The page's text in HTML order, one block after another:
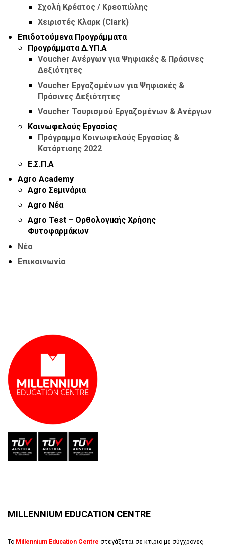
Σχολή Κρέατος / Κρεοπώλης
Χειριστές Κλαρκ (Clark)
Επιδοτούμενα Προγράμματα
Προγράμματα Δ.ΥΠ.Α
Voucher Ανέργων για Ψηφιακές & Πράσινες
Δεξιότητες
Voucher Εργαζομένων για Ψηφιακές &
Πράσινες Δεξιότητες
Voucher Τουρισμού Εργαζομένων & Ανέργων
Κοινωφελούς Εργασίας
Πρόγραμμα Κοινωφελούς Εργασίας &
Κατάρτισης 2022
Ε.Σ.Π.Α
Agro Academy
Agro Σεμινάρια
Agro Νέα
Agro Test – Ορθολογικής Χρήσης
Φυτοφαρμάκων
Νέα
Επικοινωνία
MILLENNIUM EDUCATION CENTRE
Το Millennium Education Centre στεγάζεται σε κτίριο με σύγχρονες